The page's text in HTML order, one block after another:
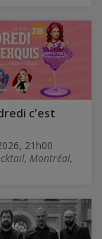
c'est
21h00
Montréal,